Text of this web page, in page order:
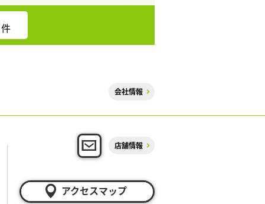
件
会社情報
店舗情報
アクセスマップ